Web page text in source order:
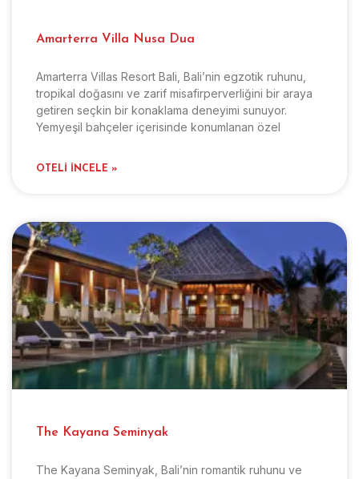
Amarterra Villa Nusa Dua
Amarterra Villas Resort Bali, Bali’nin egzotik ruhunu,
tropikal doğasını ve zarif misafirperverliğini bir araya
getiren seçkin bir konaklama deneyimi sunuyor.
Yemyeşil bahçeler içerisinde konumlanan özel
OTELI İNCELE »
The Kayana Seminyak
The Kayana Seminyak, Bali’nin romantik ruhunu ve